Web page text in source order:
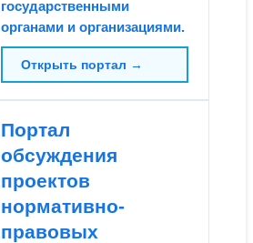
государственными
органами и организациями.
Открыть портал →
Портал
обсуждения
проектов
нормативно-
правовых